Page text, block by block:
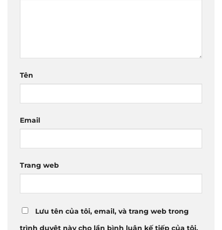
Tên
Email
Trang web
Lưu tên của tôi, email, và trang web trong
trình duyệt này cho lần bình luận kế tiếp của tôi.